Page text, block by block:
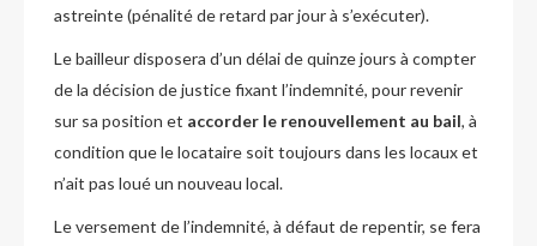
astreinte (pénalité de retard par jour à s’exécuter).
Le bailleur disposera d’un délai de quinze jours à compter
de la décision de justice fixant l’indemnité, pour revenir
sur sa position et accorder le renouvellement au bail, à
condition que le locataire soit toujours dans les locaux et
n’ait pas loué un nouveau local.
Le versement de l’indemnité, à défaut de repentir, se fera